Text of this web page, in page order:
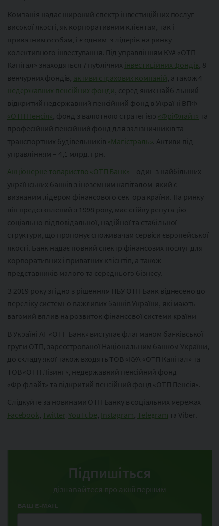
Компанія надає широкий спектр інвестиційних послуг
високої якості, як корпоративним клієнтам, так і
приватним особам, і є одним із лідерів на ринку
колективного інвестування. Під управлінням КУА «ОТП
Капітал» знаходяться 7 публічних інвестиційних фондів, 8
венчурних фондів, активи страхових компаній, а також 4
недержавних пенсійних фонди, серед яких найбільший
відкритий недержавний пенсійний фонд в Україні ВПФ
«ОТП Пенсія», фонд з валютною стратегією «ФріФлайт» та
професійний пенсійний фонд для залізничників та
транспортних будівельників «Магістраль» . Активи під
управлінням – 4,1 млрд. грн.
Акціонерне товариство «ОТП Банк» – один з найбільших
українських банків з іноземним капіталом, який є
визнаним лідером фінансового сектора країни. На ринку
він представлений з 1998 року, має стійку репутацію
соціально-відповідальної, надійної та стабільної
структури, що пропонує споживачам сервіси європейської
якості. Банк надає повний спектр фінансових послуг для
корпоративних і приватних клієнтів, а також
представників малого та середнього бізнесу.
З 2019 року згідно з рішенням НБУ ОТП Банк віднесено до
переліку системно важливих банків України, які мають
вагомий вплив на розвиток фінансової системи країни.
В Україні АТ «ОТП Банк» виступає флагманом банківської
групи ОТП, зареєстрованої Національним банком України,
до складу якої також входять ТОВ «КУА «ОТП Капітал» та
ТОВ «ОТП Лізинг», недержавний пенсійний фонд
«Фріфлайт» та відкритий пенсійний фонд «ОТП Пенсія».
Слідкуйте за новинами ОТП Банку в соціальних мережах
Facebook, Twitter, YouTube, Instagram, Telegram та Viber.
Підпишіться
дізнавайтеся про акції першим
ВАШ E-MAIL